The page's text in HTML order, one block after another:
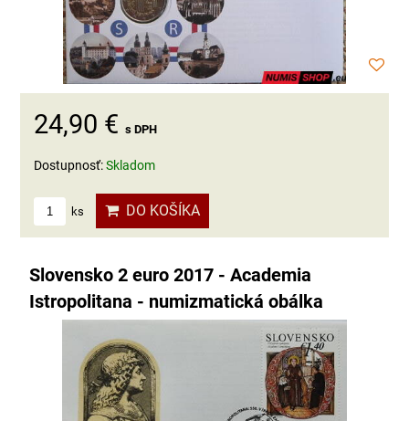
24,90 € s DPH
Dostupnosť:Skladom
ks DO KOŠÍKA
Slovensko 2 euro 2017 - Academia
Istropolitana - numizmatická obálka